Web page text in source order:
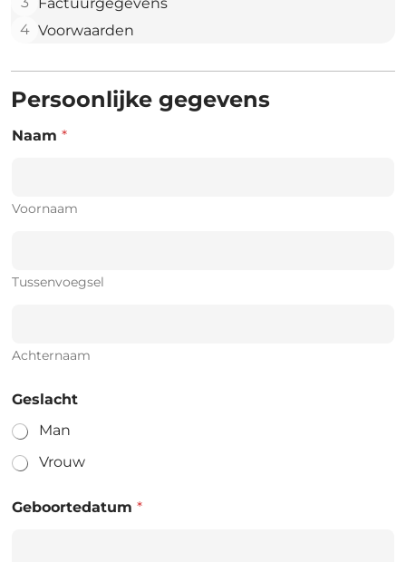
4 Voorwaarden
Persoonlijke gegevens
Naam *
Voornaam
Tussenvoegsel
Achternaam
Geslacht
Man
Vrouw
Geboortedatum *